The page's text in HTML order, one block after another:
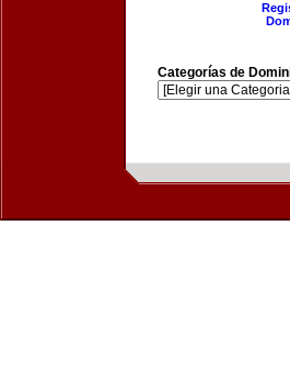
Categorías de